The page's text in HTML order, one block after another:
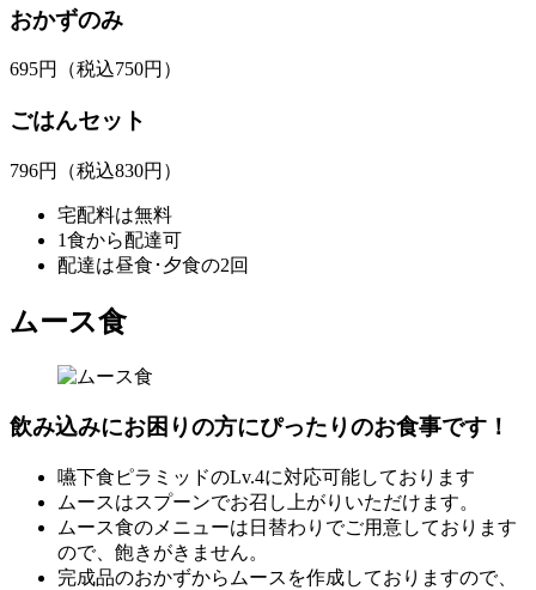
おかずのみ
695円 （税込750円）
ごはんセット
796円 （税込830円）
宅配料は無料
1食から配達可
配達は昼食･夕食の2回
ムース食
飲み込みにお困りの方にぴったりのお食事です！
嚥下食ピラミッドのLv.4に対応可能しております
ムースはスプーンでお召し上がりいただけます。
ムース食のメニューは日替わりでご用意しております
ので、飽きがきません。
完成品のおかずからムースを作成しておりますので、